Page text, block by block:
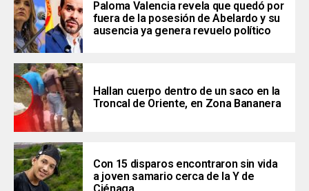
Paloma Valencia revela que quedó por
fuera de la posesión de Abelardo y su
ausencia ya genera revuelo político
Hallan cuerpo dentro de un saco en la
Troncal de Oriente, en Zona Bananera
Con 15 disparos encontraron sin vida
a joven samario cerca de la Y de